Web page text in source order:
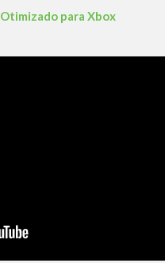
Otimizado para Xbox